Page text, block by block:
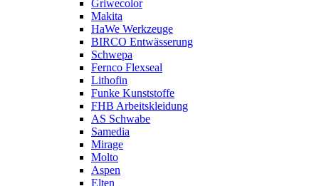
Griwecolor
Makita
HaWe Werkzeuge
BIRCO Entwässerung
Schwepa
Fernco Flexseal
Lithofin
Funke Kunststoffe
FHB Arbeitskleidung
AS Schwabe
Samedia
Mirage
Molto
Aspen
Elten